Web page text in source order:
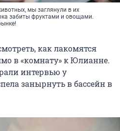
мы заглянули в их
забиты фруктами и овощами.
как лакомятся
в «комнату» к Юлианне.
интервью у
занырнуть в бассейн в